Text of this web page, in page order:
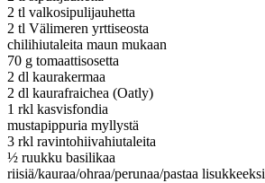
2 tl valkosipulijauhetta
2 tl Välimeren yrttiseosta
chilihiutaleita maun mukaan
70 g tomaattisosetta
2 dl kaurakermaa
2 dl kaurafraichea (Oatly)
1 rkl kasvisfondia
mustapippuria myllystä
3 rkl ravintohiivahiutaleita
½ ruukku basilikaa
riisiä/kauraa/ohraa/perunaa/pastaa lisukkeeksi